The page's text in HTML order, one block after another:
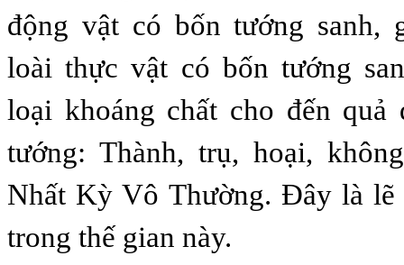
động vật có bốn tướng sanh,
loài thực vật có bốn tướng
loại khoáng chất cho đến quả
tướng: Thành, trụ, hoại,
Nhất Kỳ Vô Thường. Đây là lẽ
trong thế gian này.